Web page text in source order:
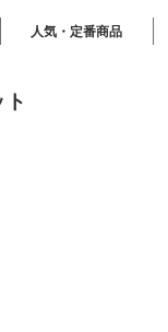
人気・定番商品